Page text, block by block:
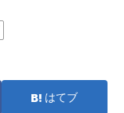
はてブ